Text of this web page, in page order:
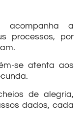
acompanha a
processos, por
se atenta aos
de alegria,
dados, cada